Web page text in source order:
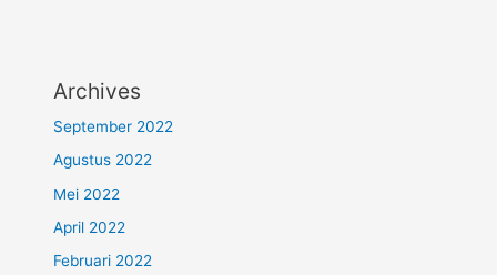
Archives
September 2022
Agustus 2022
Mei 2022
April 2022
Februari 2022